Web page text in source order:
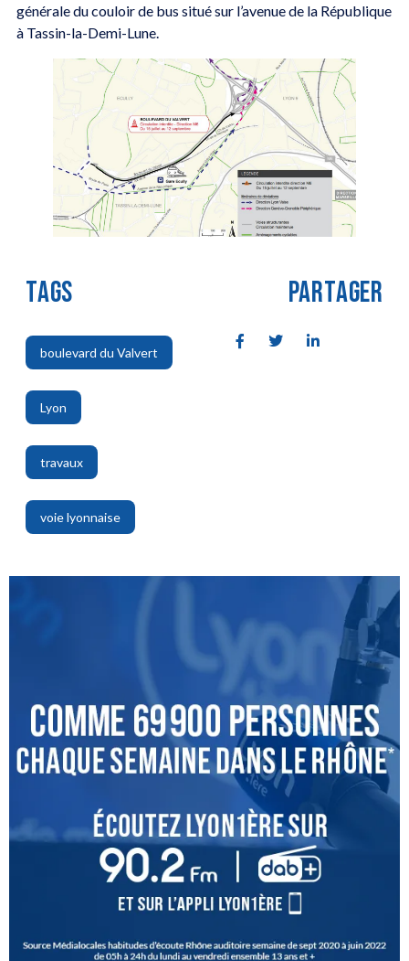
générale du couloir de bus situé sur l’avenue de la République
à Tassin-la-Demi-Lune.
TAGS
boulevard du Valvert
,
Lyon
,
travaux
,
voie lyonnaise
PARTAGER